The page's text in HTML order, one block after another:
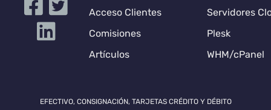
Acceso Clientes
Comisiones
Artículos
Servidores
Plesk
WHM/cPanel
EFECTIVO, CONSIGNACIÓN, TARJETAS CRÉDITO Y DÉBITO